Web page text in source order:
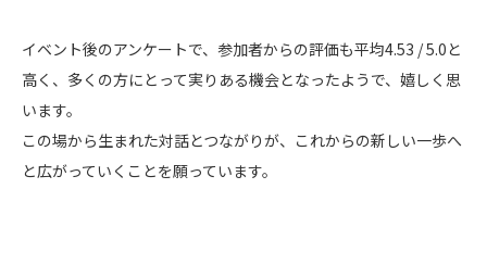
イベント後のアンケートで、参加者からの評価も平均4.53 / 5.0と
高く、多くの方にとって実りある機会となったようで、嬉しく思
います。
この場から生まれた対話とつながりが、これからの新しい一歩へ
と広がっていくことを願っています。